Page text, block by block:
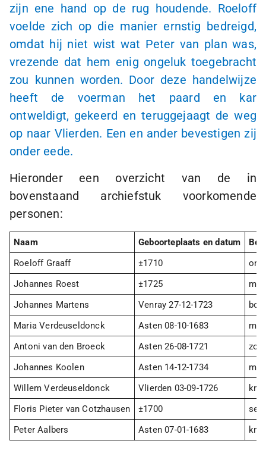
zijn ene hand op de rug houdende. Roeloff
voelde zich op die manier ernstig bedreigd,
omdat hij niet wist wat Peter van plan was,
vrezende dat hem enig ongeluk toegebracht
zou kunnen worden. Door deze handelwijze
heeft de voerman het paard en kar
ontweldigt, gekeerd en teruggejaagt de weg
op naar Vlierden. Een en ander bevestigen zij
onder eede.
Hieronder een overzicht van de in
bovenstaand archiefstuk voorkomende
personen:
Naam Geboorteplaats en datum
Roeloff Graaff
±1710
Johannes Roest
±1725
Johannes Martens
Venray27-12-1723
Maria Verdeuseldonck
Asten08-10-1683
Antoni van den Broeck
Asten26-08-1721
Johannes Koolen
Asten 14-12-1734
Willem Verdeuseldonck
Vlierden 03-09-1726
Floris Pieter van Cotzhausen
±1700
Peter Aalbers
Asten07-01-1683